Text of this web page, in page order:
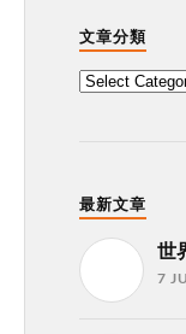
文章分類
最新文章
世
7